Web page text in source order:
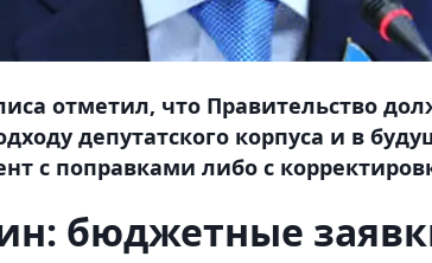
отметил, что Правительство
депутатского корпуса и в
с поправками либо с
бюджетные